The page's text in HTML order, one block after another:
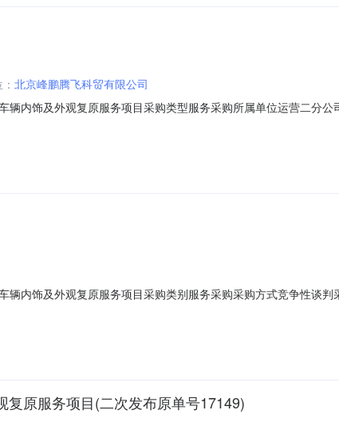
北京峰鹏腾飞科贸有限公司
内饰及外观复原服务项目采购类型服务采购所属单位运营二分
内饰及外观复原服务项目采购类别服务采购采购方式竞争性谈
线及其它装饰贴纸、客室内（含门扇、座椅）损坏外装部位，按
原服务项目(二次发布原单号17149)